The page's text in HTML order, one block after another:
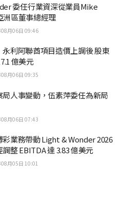
委任行業資深從業員Mike
區董事總經理
月06日 09:46
利阿聯酋項目造價上調後 股東
億美元
月06日 09:35
人事變動，伍素萍委任為新局
月06日 07:43
業務帶動 Light & Wonder 2026
整 EBITDA 達 3.83 億美元
月05日 10:01